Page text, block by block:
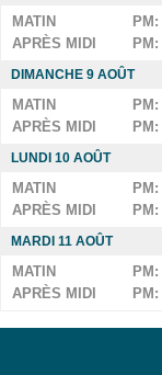
MATIN PM:
APRÈS MIDI
PM:
DIMANCHE 9 AOÛT
MATIN PM:
APRÈS MIDI
PM:
LUNDI 10 AOÛT
MATIN PM:
APRÈS MIDI
PM:
MARDI 11 AOÛT
MATIN PM:
APRÈS MIDI
PM: